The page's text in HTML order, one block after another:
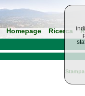
Homepage Ricerca
Stampa